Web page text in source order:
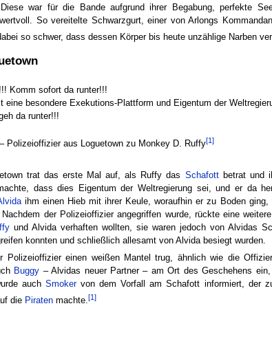
war für die Bande aufgrund ihrer Begabung, perfekte
So vereitelte Schwarzgurt, einer von Arlongs
so schwer, dass dessen Körper bis heute unzählige Narben
Komm sofort da runter!!!
eine besondere Exekutions-Plattform und Eigentum der
da runter!!!
– Polizeioffizier aus Loguetown zu Monkey D. Ruffy[1]
trat das erste Mal auf, als Ruffy das Schafottbetrat und
dass dies Eigentum der Weltregierung sei, und er da
ihm einen Hieb mit ihrer Keule, woraufhin er zu Boden ging,
der Polizeioffizier angegriffen wurde, rückte eine
und Alvida verhaften wollten, sie waren jedoch von Alvidas
konnten und schließlich allesamt von Alvida besiegt wurden.
Polizeioffizier einen weißen Mantel trug, ähnlich wie die
Buggy – Alvidas neuer Partner – am Ort des Geschehens
auchSmokervon dem Vorfall am Schafott informiert, der
die Piratenmachte.[1]